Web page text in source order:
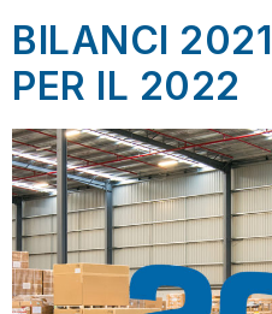
BILANCI
PER IL 2022